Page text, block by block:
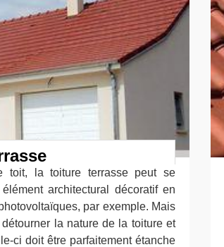
toit, la toiture terrasse peut se
architectural décoratif en
par exemple. Mais
la nature de la toiture et
ci doit être parfaitement étanche